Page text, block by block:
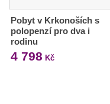
Pobyt v Krkonoších s
polopenzí pro dva i
rodinu
4 798 Kč